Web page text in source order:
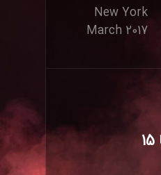
New York
March 2017